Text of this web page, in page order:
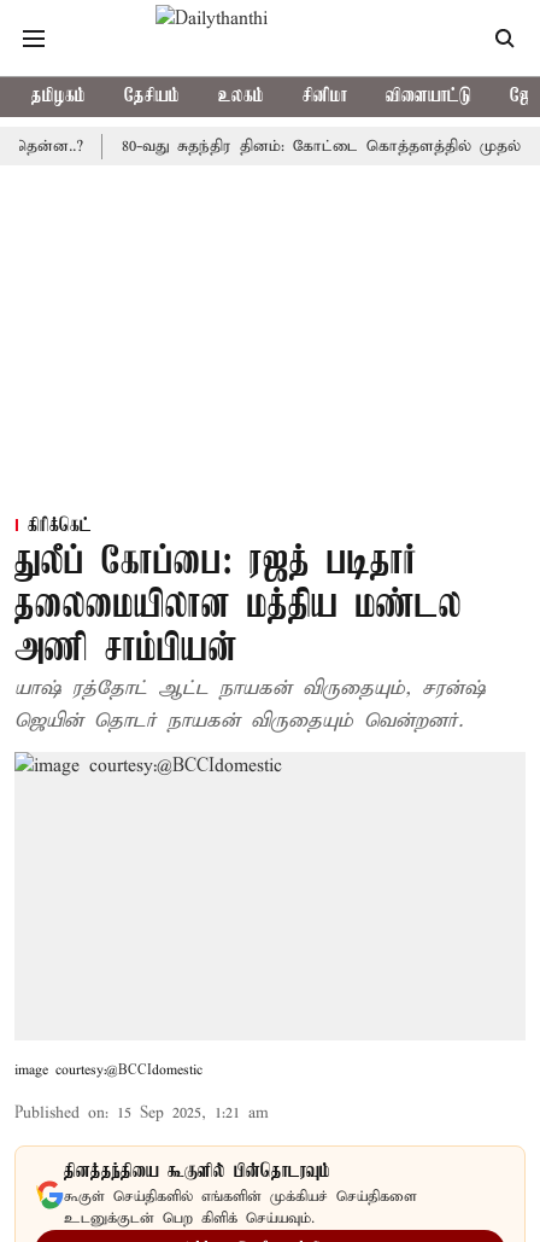
தமிழகம் தேசியம் உலகம் சினிமா விளையாட்டு
80-வது சுதந்திர தினம்: கோட்டை கொத்தளத்தில் முதல்
கிரிக்கெட்
துலீப் கோப்பை: ரஜத் படிதார்
தலைமையிலான மத்திய மண்டல
அணி சாம்பியன்
யாஷ் ரத்தோட் ஆட்ட நாயகன் விருதையும், சரன்ஷ்
ஜெயின் தொடர் நாயகன் விருதையும் வென்றனர்.
image courtesy:@BCCIdomestic
Published on: 15 Sep 2025, 1:21 am
தினத்தந்தியை கூகுளில் பின்தொடரவும்
கூகுள் செய்திகளில் எங்களின் முக்கியச் செய்திகளை
உடனுக்குடன் பெற கிளிக் செய்யவும்.